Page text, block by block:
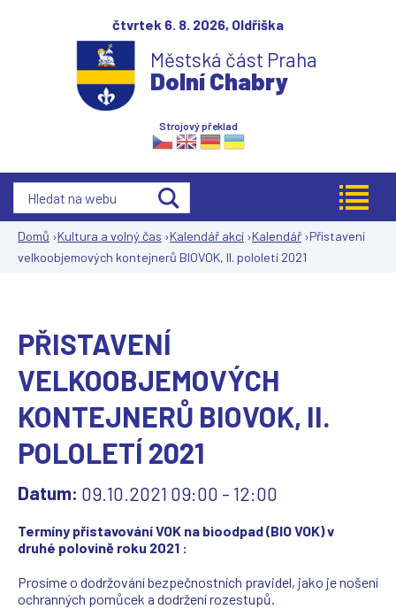
čtvrtek 6. 8. 2026, Oldřiška
Městská část Praha
Dolní Chabry
Strojový překlad
Jste
Domů ›Kultura a volný čas ›Kalendář akcí ›Kalendář ›Přistavení
velkoobjemových kontejnerů BIOVOK, II. pololetí 2021
PŘISTAVENÍ
VELKOOBJEMOVÝCH
KONTEJNERŮ BIOVOK, II.
POLOLETÍ 2021
Datum: 09.10.2021 09:00 - 12:00
Termíny přistavování VOK na bioodpad (BIO VOK) v
druhé polovině roku 2021 :
Prosíme o dodržování bezpečnostních pravidel, jako je nošení
ochranných pomůcek a dodržení rozestupů.